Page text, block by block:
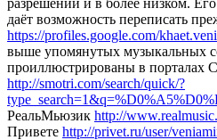
даёт возможность переписать
https://profiles.google.com/
выше упомянутых музыкальных
проиллюстрированы в порталах
http://smotri.com/search/quick/?
РеальМьюзик http://
Привете http://privet.ru/user/